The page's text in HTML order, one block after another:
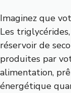
Imaginez que
Les
réservoir de
produites par
alimentation,
énergétique